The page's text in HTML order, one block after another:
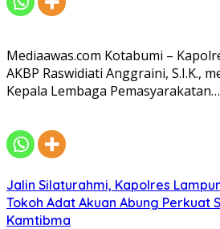
Mediaawas.com Kotabumi –
AKBP Raswidiati Anggraini, S.I.K.,
Kepala Lembaga Pemasyarakatan…
Jalin Silaturahmi, Kapolres
Tokoh Adat Akuan Abung Perkuat
Kamtibma